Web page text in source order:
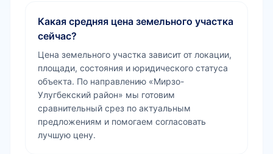
Какая средняя цена земельного участка
сейчас?
Цена земельного участка зависит от локации,
площади, состояния и юридического статуса
объекта. По направлению «Мирзо-
Улугбекский район» мы готовим
сравнительный срез по актуальным
предложениям и помогаем согласовать
лучшую цену.